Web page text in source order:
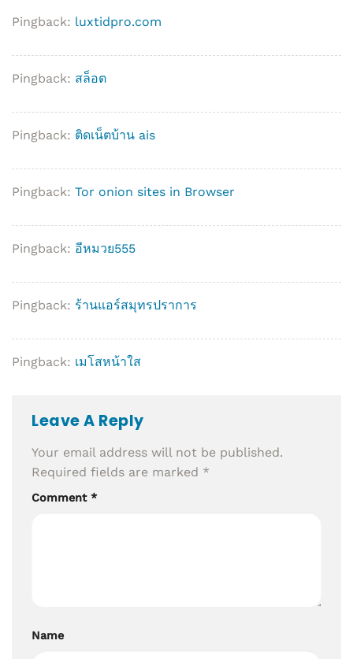
Pingback: luxtidpro.com
Pingback: สล็อต
Pingback: ติดเน็ตบ้าน ais
Pingback: Tor onion sites in Browser
Pingback: อีหมวย555
Pingback: ร้านแอร์สมุทรปราการ
Pingback: เมโสหน้าใส
Leave A Reply
Your email address will not be published.
Required fields are marked *
Comment *
Name